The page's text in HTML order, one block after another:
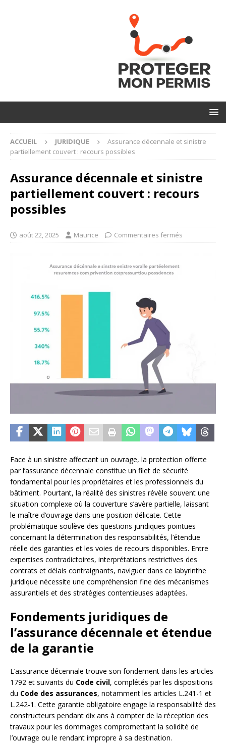
ACCUEIL JURIDIQUE
Assurance décennale et sinistre
partiellement couvert : recours possibles
Assurance décennale et sinistre
partiellement couvert : recours
possibles
août 22, 2025 Maurice Commentaires fermés
Face à un sinistre affectant un ouvrage, la protection offerte
par l’assurance décennale constitue un filet de sécurité
fondamental pour les propriétaires et les professionnels du
bâtiment. Pourtant, la réalité des sinistres révèle souvent une
situation complexe où la couverture s’avère partielle, laissant
le maître d’ouvrage dans une position délicate. Cette
problématique soulève des questions juridiques pointues
concernant la détermination des responsabilités, l’étendue
réelle des garanties et les voies de recours disponibles. Entre
expertises contradictoires, interprétations restrictives des
contrats et délais contraignants, naviguer dans ce labyrinthe
juridique nécessite une compréhension fine des mécanismes
assurantiels et des stratégies contentieuses adaptées.
Fondements juridiques de
l’assurance décennale et étendue
de la garantie
L’assurance décennale trouve son fondement dans les articles
1792 et suivants du Code civil, complétés par les dispositions
du Code des assurances, notamment les articles L.241-1 et
L.242-1. Cette garantie obligatoire engage la responsabilité des
constructeurs pendant dix ans à compter de la réception des
travaux pour les dommages compromettant la solidité de
l’ouvrage ou le rendant impropre à sa destination.